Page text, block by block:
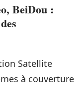
BeiDou :
Satellite
à couverture